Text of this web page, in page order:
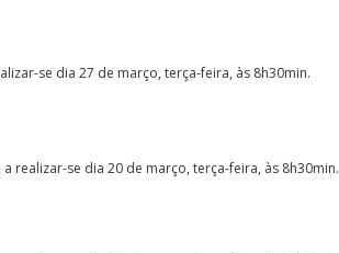
se dia 27 de março, terça-feira, às 8h30min.
realizar-se dia 20 de março, terça-feira, às 8h30min.